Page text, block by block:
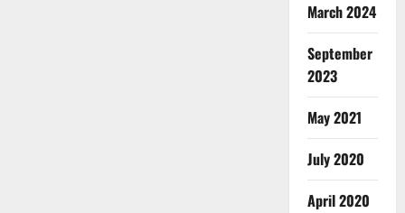
March 2024
September
2023
May 2021
July 2020
April 2020